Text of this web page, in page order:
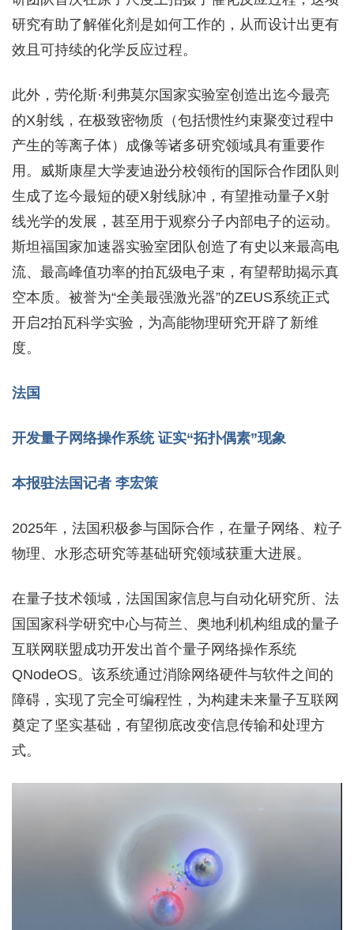
研究有助了解催化剂是如何工作的，从而设计出更有
效且可持续的化学反应过程。
此外，劳伦斯·利弗莫尔国家实验室创造出迄今最亮
的X射线，在极致密物质（包括惯性约束聚变过程中
产生的等离子体）成像等诸多研究领域具有重要作
用。威斯康星大学麦迪逊分校领衔的国际合作团队则
生成了迄今最短的硬X射线脉冲，有望推动量子X射
线光学的发展，甚至用于观察分子内部电子的运动。
斯坦福国家加速器实验室团队创造了有史以来最高电
流、最高峰值功率的拍瓦级电子束，有望帮助揭示真
空本质。被誉为“全美最强激光器”的ZEUS系统正式
开启2拍瓦科学实验，为高能物理研究开辟了新维
度。
法国
开发量子网络操作系统 证实“拓扑偶素”现象
本报驻法国记者 李宏策
2025年，法国积极参与国际合作，在量子网络、粒子
物理、水形态研究等基础研究领域获重大进展。
在量子技术领域，法国国家信息与自动化研究所、法
国国家科学研究中心与荷兰、奥地利机构组成的量子
互联网联盟成功开发出首个量子网络操作系统
QNodeOS。该系统通过消除网络硬件与软件之间的
障碍，实现了完全可编程性，为构建未来量子互联网
奠定了坚实基础，有望彻底改变信息传输和处理方
式。